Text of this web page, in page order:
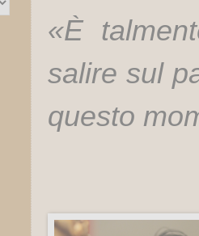
«È
salire sul
questo